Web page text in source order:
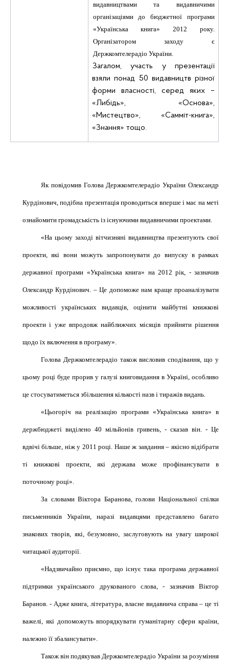
видавництвами та видавничими
організаціями до бюджетної програми
«Українська книга» 2012 року.
Організатором заходу є
Держкомтелерадіо України.
Загалом, участь у презентації
взяли понад 50 видавництв різної
форми власності, серед яких –
«Либідь», «Основа»,
«Мистецтво», «Самміт-книга»,
«Знання» тощо.
Як повідомив Голова Держкомтелерадіо України Олександр
Курдінович, подібна презентація проводиться вперше і має на меті
ознайомити громадськість із існуючими видавничими проектами.
«На цьому заході вітчизняні видавництва презентують свої
проекти, які вони можуть запропонувати до випуску в рамках
державної програми «Українська книга» на 2012 рік, - зазначив
Олександр Курдінович. – Це допоможе нам краще проаналізувати
можливості українських видавців, оцінити майбутні книжкові
проекти і уже впродовж найближчих місяців прийняти рішення
щодо їх включення в програму».
Голова Держкомтелерадіо також висловив сподівання, що у
цьому році буде прорив у галузі книговидання в Україні, особливо
це стосуватиметься збільшення кількості назв і тиражів видань.
«Цьогоріч на реалізацію програми «Українська книга» в
держбюджеті виділено 40 мільйонів гривень, - сказав він. - Це
вдвічі більше, ніж у 2011 році. Наше ж завдання – якісно відібрати
ті книжкові проекти, які держава може профінансувати в
поточному році».
За словами Віктора Баранова, голови Національної спілки
письменників України, наразі видавцями представлено багато
знакових творів, які, безумовно, заслуговують на увагу широкої
читацької аудиторії.
«Надзвичайно приємно, що існує така програма державної
підтримки українського друкованого слова, - зазначив Віктор
Баранов. - Адже книга, література, власне видавнича справа – це ті
важелі, які допоможуть впорядкувати гуманітарну сфери країни,
належно її збалансувати».
Також він подякував Держкомтелерадіо України за розуміння